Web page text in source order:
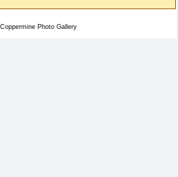
Coppermine Photo Gallery